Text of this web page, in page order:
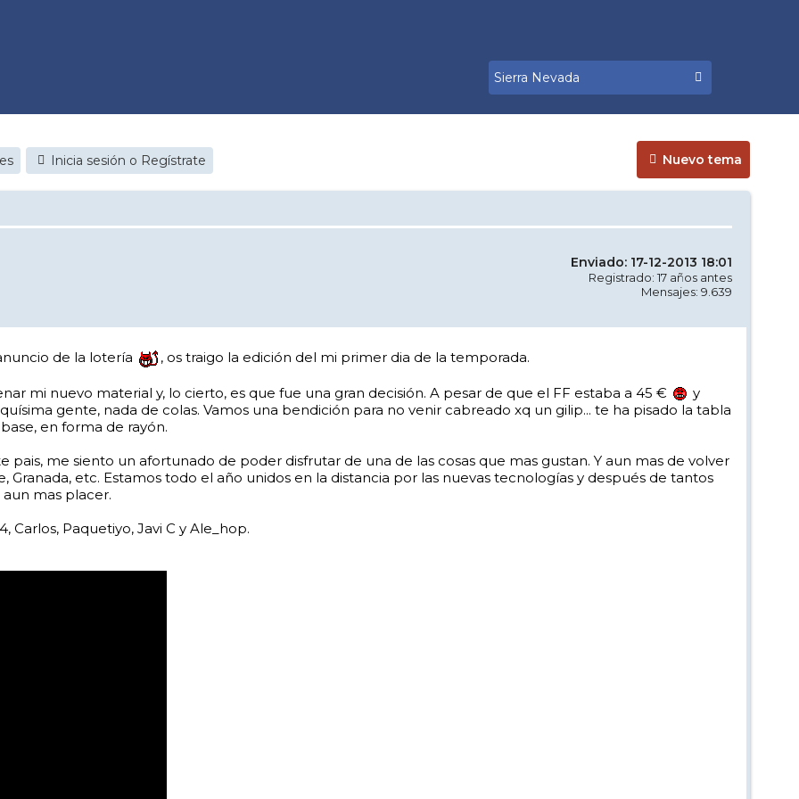
Nuevo tema
Inicia sesión o Regístrate
Enviado: 17-12-2013 18:01
Registrado: 17 años antes
Mensajes: 9.639
de la lotería , os traigo la edición del mi primer dia de la temporada.
mi nuevo material y, lo cierto, es que fue una gran decisión. A pesar de que el FF estaba a 45 €
y
gente, nada de colas. Vamos una bendición para no venir cabreado xq un gilip... te ha pisado la tabla
en forma de rayón.
me siento un afortunado de poder disfrutar de una de las cosas que mas gustan. Y aun mas de volver
Granada, etc. Estamos todo el año unidos en la distancia por las nuevas tecnologías y después de tantos
mas placer.
Carlos, Paquetiyo, Javi C y Ale_hop.